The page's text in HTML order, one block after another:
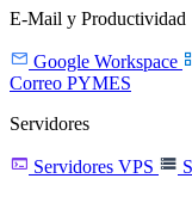
E-Mail y Productividad
 Google Workspace
Correo PYMES
Servidores
 Servidores VPS 